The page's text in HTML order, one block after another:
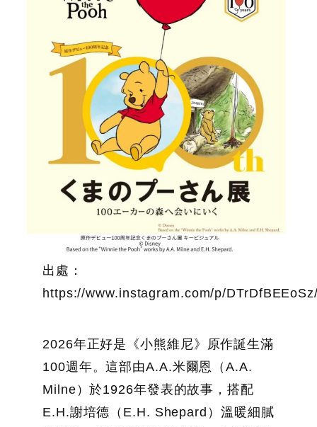
出處：
https://www.instagram.com/p/
2026年正好是《小熊維尼》原作誕生滿
100週年。這部由A.A.米爾恩（A.A.
Milne）於1926年發表的故事，搭配
E.H.謝培德（E.H. Shepard）溫暖細膩